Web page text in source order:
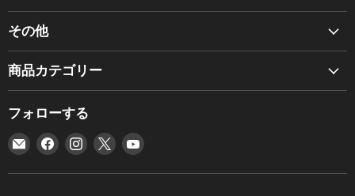
ご利用ガイド
お問い合わせ先
貸出サンプル
ご注文方法
その他
個人情報保護方針
利用規約
グローバルネットワーク
グローバルソーシングポリシー
商品カテゴリー
NEW
エプロン
フォローする
E
FacebookInstagram
X
YouTube